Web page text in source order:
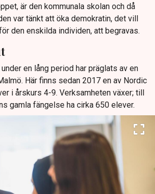
är den kommunala skolan och då
var tänkt att öka demokratin, det vill
den enskilda individen, att begravas.
en lång period har präglats av en
Här finns sedan 2017 en av Nordic
i årskurs 4-9. Verksamheten växer; till
gamla fängelse ha cirka 650 elever.